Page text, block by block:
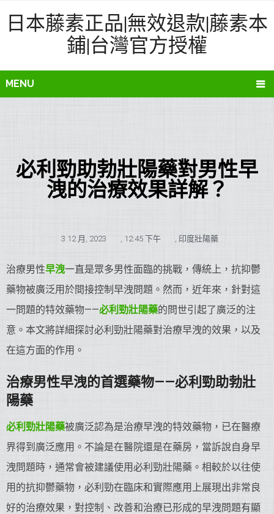
日本藤素正品|無效退款|藤素本
鋪|台灣官方授權
MENU
必利勁助勃壯陽藥對男性早
洩的治療效果詳解？
3 12 月, 2023 , 12:45 下午 , 印度壯陽藥
治療男性早洩一直是眾多男性面臨的挑戰，傳統上，抗抑鬱
藥物被廣泛用於間接控制早洩問題。然而，近年來，針對這
一問題的特效藥物——必利勁壯陽藥的問世引起了廣泛的注
意。本文將詳細探討必利勁壯陽藥對治療早洩的效果，以及
在這方面的作用。
治療男性早洩的首選藥物——必利勁助勃壯
陽藥
必利勁壯陽藥被廣泛認為是治療早洩的特效藥物，已在醫療
界得到廣泛應用。不論是在醫院還是在藥房，當訴說自身早
洩問題時，通常會被建議使用必利勁壯陽藥。相較於以往使
用的抗抑鬱藥物，必利勁在臨床和實際應用上展現出非常良
好的治療效果，對控制、改善和治療已形成的早洩問題有顯